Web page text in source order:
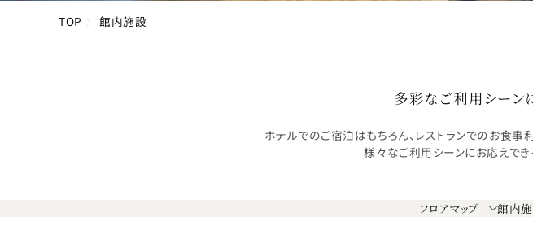
TOP 館内施設
多彩なご利用シーン
ホテルでのご宿泊はもちろん、レストランでのお食事
様々なご利用シーンにお応えで
フロアマップ 館内